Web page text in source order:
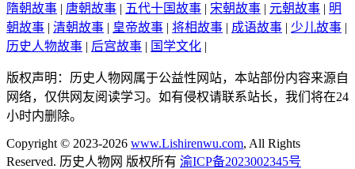
隋朝故事 | 唐朝故事 | 五代十国故事 | 宋朝故事 | 元朝故事 | 明
朝故事 | 清朝故事 | 皇帝故事 | 将相故事 | 成语故事 | 少儿故事 |
历史人物故事 | 后宫故事 | 国学文化 |
版权声明：历史人物网属于公益性网站，本站部份内容来源自
网络，仅供网友阅读学习。如有侵权请联系站长，我们将在24
小时内删除。
Copyright © 2023-2026 www.Lishirenwu.com, All Rights
Reserved. 历史人物网 版权所有 渝ICP备2023002345号